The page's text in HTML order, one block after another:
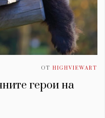
ОТ HIGHVIEWART
герои на